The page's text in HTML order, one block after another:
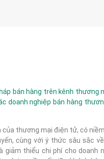
bán hàng trên kênh thương
doanh nghiệp bán hàng
thương mại điện tử, có
cùng với ý thức sâu sắc
thiểu chi phí cho doanh